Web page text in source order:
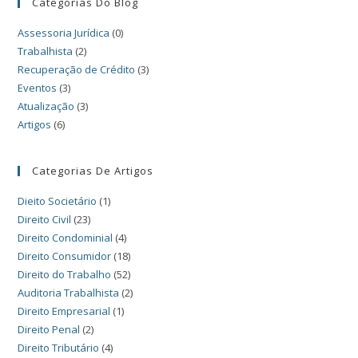
Assessoria Jurídica (0)
Trabalhista (2)
Recuperação de Crédito (3)
Eventos (3)
Atualização (3)
Artigos (6)
Categorias De Artigos
Dieito Societário (1)
Direito Civil (23)
Direito Condominial (4)
Direito Consumidor (18)
Direito do Trabalho (52)
Auditoria Trabalhista (2)
Direito Empresarial (1)
Direito Penal (2)
Direito Tributário (4)